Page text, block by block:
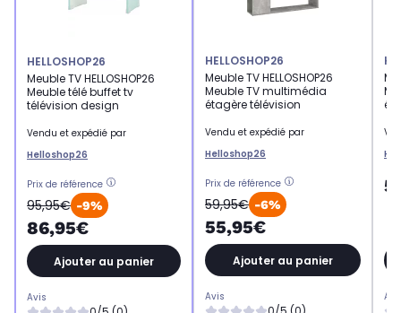
HELLOSHOP26
Meuble TV HELLOSHOP26
Meuble télé buffet tv
télévision design
Vendu et expédié par
Helloshop26
Prix de référence
95,95€ -9%
86,95€
Ajouter au panier
Avis
HELLOSHOP26
Meuble TV HELLOSHOP26
Meuble TV multimédia
étagère télévision
Vendu et expédié par
Helloshop26
Prix de référence
59,95€ -6%
55,95€
Ajouter au panier
Avis